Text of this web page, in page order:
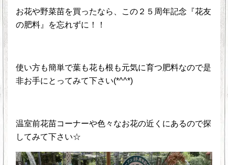
お花や野菜苗を買ったなら、この２５周年記念『花友
の肥料』を忘れずに！！
使い方も簡単で葉も花も根も元気に育つ肥料なので是
非お手にとってみて下さい(*^^*)
温室前花苗コーナーや色々なお花の近くにあるので探
してみて下さい☆